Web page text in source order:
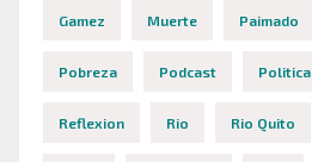
Gamez Muerte Paimado
Pobreza Podcast Politica
Reflexion Rio Rio Quito